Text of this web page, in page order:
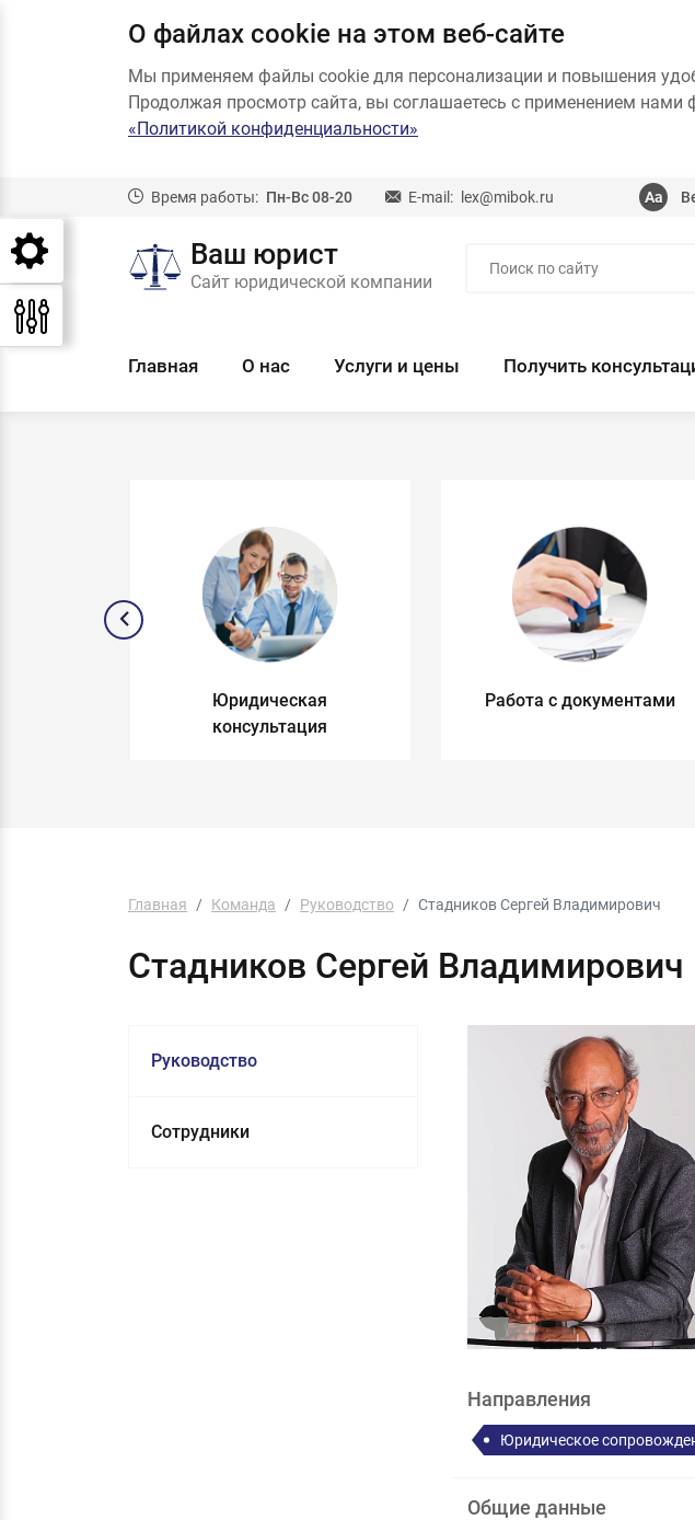
О файлах cookie на этом веб-сайте
Мы применяем файлы cookie для персонализации и повышения
Продолжая просмотр сайта, вы соглашаетесь с применением нами
«Политикой конфиденциальности»
Время работы: Пн-Вс 08-20 E-mail: lex@mibok.ru
Ваш юрист
Сайт юридической компании
Главная О нас Услуги и цены Получить
Юридическая
консультация
Работа с документами
Главная Команда Руководство Стадников Сергей Владимирович
Стадников Сергей Владимирович
Руководство
Сотрудники
Направления
Юридическое
Общие данные